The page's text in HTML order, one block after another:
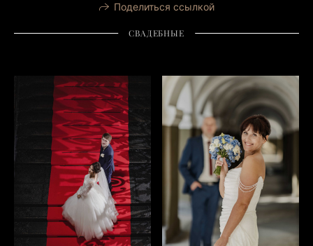
Поделиться ссылкой
СВАДЕБНЫЕ